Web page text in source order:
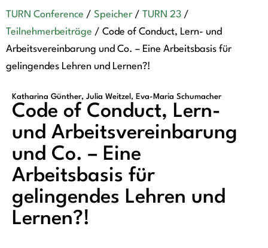
TURN Conference / Speicher / TURN 23 /
Teilnehmerbeiträge / Code of Conduct, Lern- und
Arbeitsvereinbarung und Co. – Eine Arbeitsbasis für
gelingendes Lehren und Lernen?!
Katharina Günther, Julia Weitzel, Eva-Maria Schumacher
Code of Conduct, Lern-
und Arbeitsvereinbarung
und Co. – Eine
Arbeitsbasis für
gelingendes Lehren und
Lernen?!